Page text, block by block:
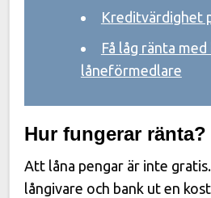
Kreditvärdighet
Få låg ränta med
låneförmedlare
Hur fungerar ränta?
Att låna pengar är inte
långivare och bank ut en